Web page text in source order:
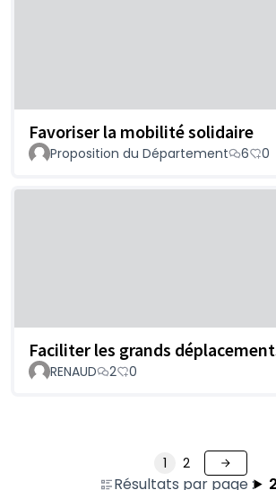
Favoriser la mobilité solidaire
Proposition du Département 6 0
Faciliter les grands
RENAUD 2 0
Résultats par page :
1 2